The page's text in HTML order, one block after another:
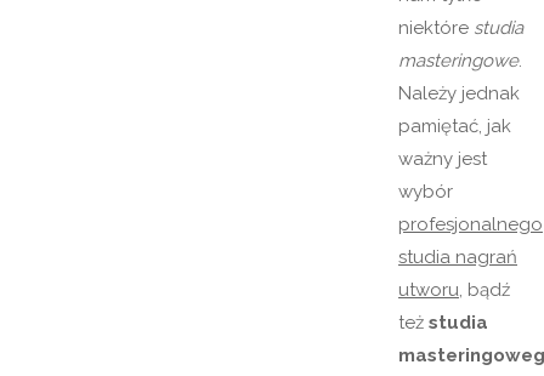
niektóre studia
masteringowe.
Należy jednak
pamiętać, jak
ważny jest
wybór
profesjonalnego
studia nagrań
utworu, bądź
też studia